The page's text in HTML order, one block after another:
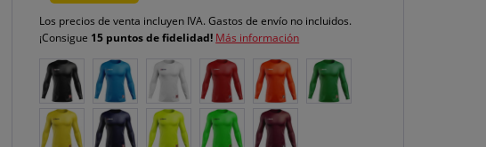
Los precios de venta incluyen IVA.Gastos de envío no incluidos.
¡Consigue 15 puntos de fidelidad! Más información